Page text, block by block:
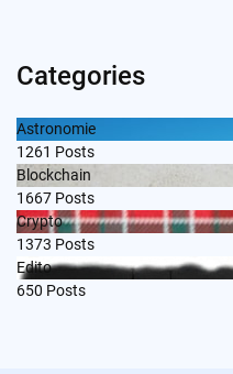
Categories
Astronomie
1261 Posts
Blockchain
1667 Posts
Crypto
1373 Posts
Edito
650 Posts